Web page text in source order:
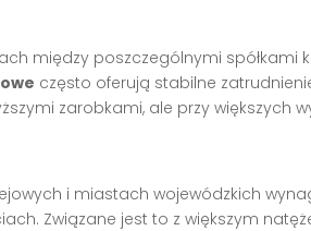
między poszczególnymi
często oferują stabilne
zarobkami, ale przy większych
i miastach wojewódzkich
Związane jest to z większym